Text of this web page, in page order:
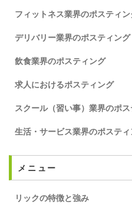
フィットネス業界のポスティン
デリバリー業界のポスティング
飲食業界のポスティング
求人におけるポスティング
スクール（習い事）業界のポ
生活・サービス業界のポスティ
メニュー
リックの特徴と強み